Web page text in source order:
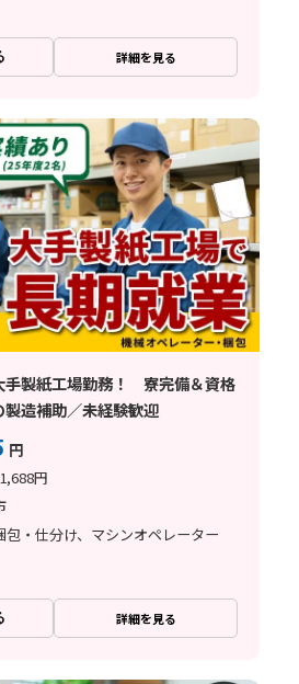
詳細を見る
製紙工場勤務！ 寮完備＆資格
造補助／未経験歓迎
円
円
包・仕分け、マシンオペレーター
詳細を見る